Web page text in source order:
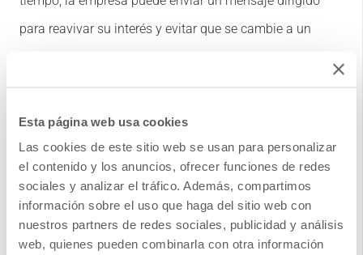
Esta página web usa cookies
Las cookies de este sitio web se usan para personalizar
el contenido y los anuncios, ofrecer funciones de redes
sociales y analizar el tráfico. Además, compartimos
información sobre el uso que haga del sitio web con
nuestros partners de redes sociales, publicidad y análisis
web, quienes pueden combinarla con otra información
para reavivar su interés y evitar que se cambie a un
5. Aprovechar los canales
emergentes con estrategias de
contacto omnicanal y cross-
channel